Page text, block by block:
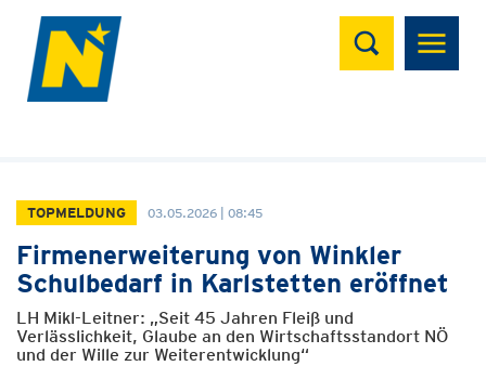
Suchen
TOPMELDUNG 03.05.2026 | 08:45
Firmenerweiterung von Winkler
Schulbedarf in Karlstetten eröffnet
LH Mikl-Leitner: „Seit 45 Jahren Fleiß und
Verlässlichkeit, Glaube an den Wirtschaftsstandort NÖ
und der Wille zur Weiterentwicklung“